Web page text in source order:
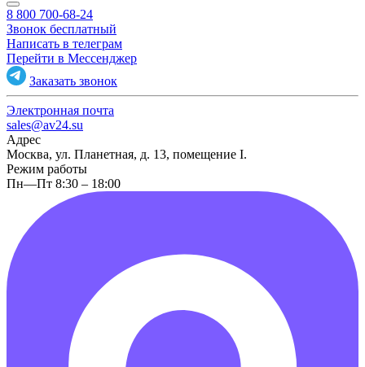
8 800 700-68-24
Звонок бесплатный
Написать в телеграм
Перейти в Мессенджер
Заказать звонок
Электронная почта
sales@av24.su
Адрес
Москва, ул. Планетная, д. 13, помещение I.
Режим работы
Пн—Пт 8:30 – 18:00